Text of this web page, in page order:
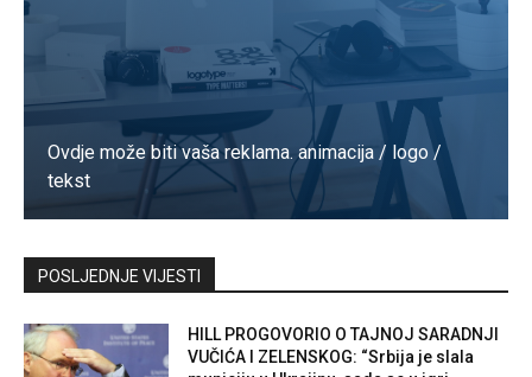
Ovdje može biti vaša reklama. animacija / logo /
tekst
Kontaktirajte nas
POSLJEDNJE VIJESTI
HILL PROGOVORIO O TAJNOJ SARADNJI
VUČIĆA I ZELENSKOG: “Srbija je slala